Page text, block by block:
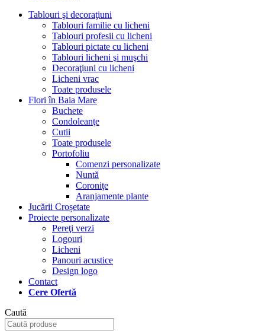
Tablouri şi decoraţiuni
Tablouri familie cu licheni
Tablouri profesii cu licheni
Tablouri pictate cu licheni
Tablouri licheni şi muşchi
Decoraţiuni cu licheni
Licheni vrac
Toate produsele
Flori în Baia Mare
Buchete
Condoleanţe
Cutii
Toate produsele
Portofoliu
Comenzi personalizate
Nuntă
Coroniţe
Aranjamente plante
Jucării Croșetate
Proiecte personalizate
Pereţi verzi
Logouri
Licheni
Panouri acustice
Design logo
Contact
Cere Ofertă
Caută